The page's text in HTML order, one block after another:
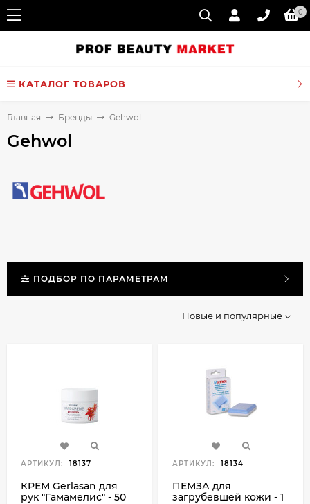
0
КАТАЛОГ ТОВАРОВ
Главная Бренды Gehwol
Gehwol
ПОДБОР ПО ПАРАМЕТРАМ
Новые и популярные
АРТИКУЛ: 18137
КРЕМ Gerlasan для
рук "Гамамелис" - 50
АРТИКУЛ: 18134
ПЕМЗА для
загрубевшей кожи - 1